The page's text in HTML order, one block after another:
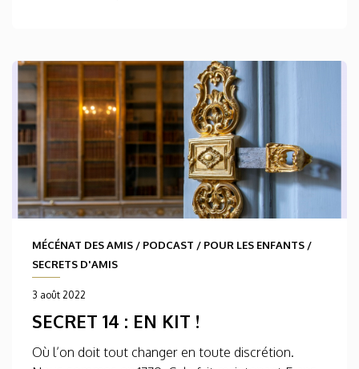
MÉCÉNAT DES AMIS / PODCAST / POUR LES ENFANTS /
SECRETS D'AMIS
3 août 2022
SECRET 14 : EN KIT !
Où l’on doit tout changer en toute discrétion.